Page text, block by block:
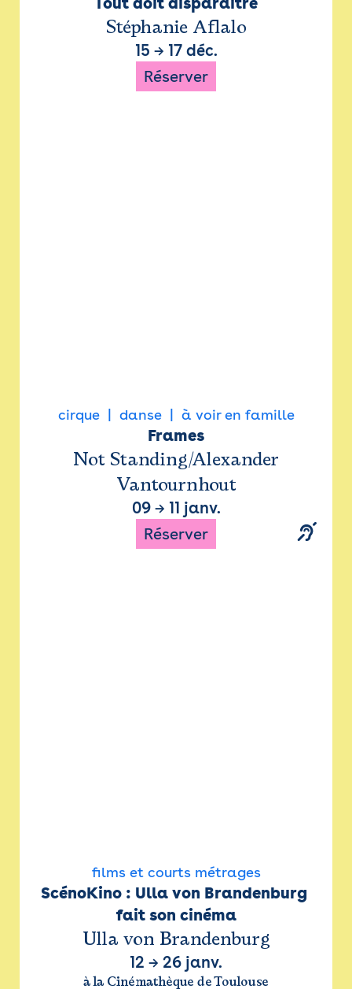
Stéphanie Aflalo
15 → 17 déc.
Réserver
cirque danse à voir en famille
Frames
Not Standing/Alexander
Vantournhout
09→ 11 janv.
Réserver
films et courts métrages
ScénoKino : Ulla von Brandenburg
fait son cinéma
Ulla von Brandenburg
12 → 26 janv.
à la Cinémathèque de Toulouse